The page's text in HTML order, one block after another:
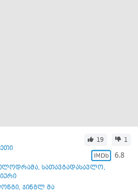
19 1
6.8
, სათავგადასავლო,
, ჯინგლ მა